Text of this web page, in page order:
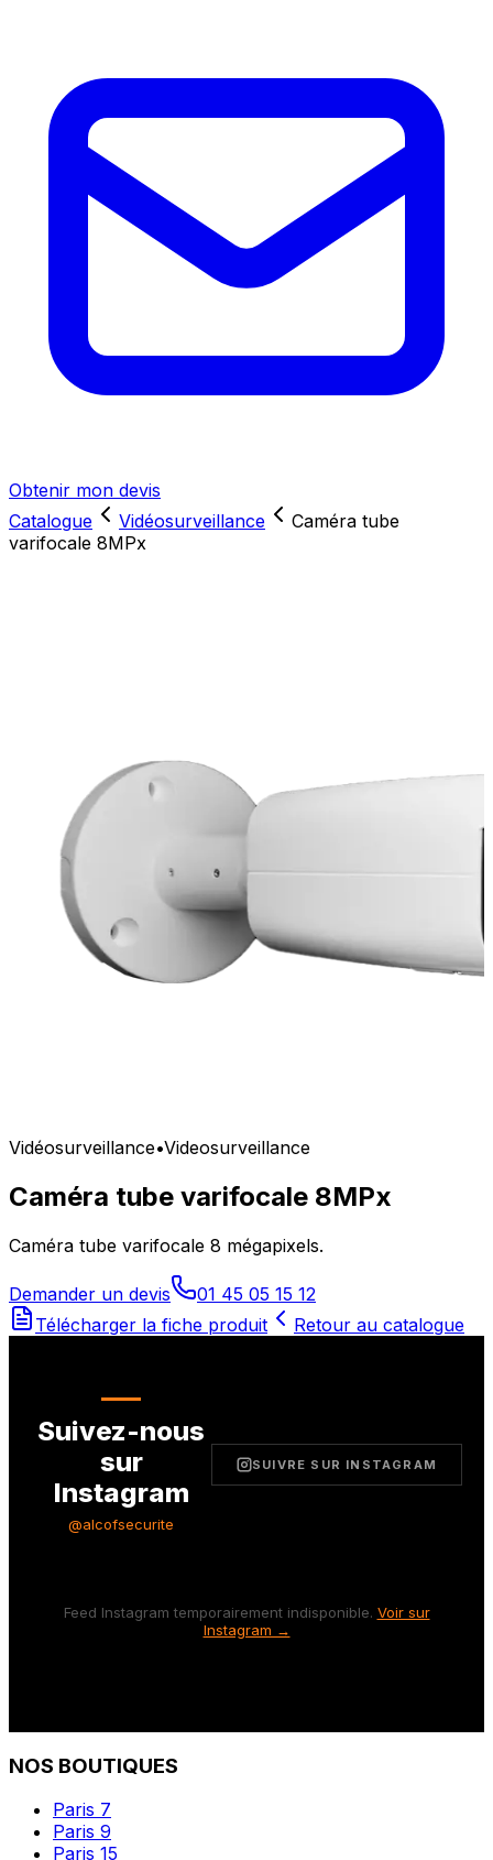
Obtenir mon devis
Catalogue
Vidéosurveillance
Caméra tube
varifocale 8MPx
Vidéosurveillance•Videosurveillance
Caméra tube varifocale 8MPx
Caméra tube varifocale 8 mégapixels.
Demander un devis
01 45 05 15 12
Télécharger la fiche produit
Retour au catalogue
Suivez-nous
sur
Instagram
@alcofsecurite
SUIVRE SUR INSTAGRAM
Feed Instagram temporairement indisponible. Voir sur
Instagram →
NOS BOUTIQUES
Paris 7
Paris 9
Paris 15